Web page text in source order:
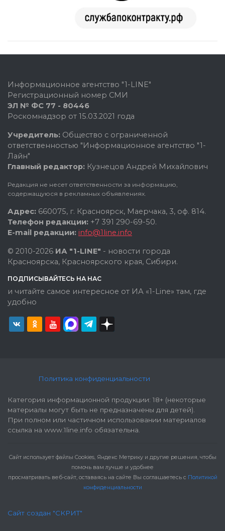
Информационное агентство "1-LINE"
Регистрационный номер СМИ
ЭЛ № ФС 77 - 80446
Роскомнадзор от 15.03.2021 года
Учредитель: Общество с ограниченной
ответственностью "Информационное агентство "1-
Лайн"
Главный редактор: Кузнецов Андрей Михайлович
Редакция не несет ответственности за информацию,
содержащуюся в рекламных объявлениях.
Адрес: 660075, г. Красноярск, Маерчака, 3, оф. 814.
Телефон редакции: +7 391 290-69-50.
E-mail редакции: info@1line.info
© 2010-2026 ИА "1-LINE" - новости города
Красноярска, Красноярского края, Сибири.
ПОДПИСЫВАЙТЕСЬ НА НАС
и читайте самое интересное от ИА «1-Line» там, где
удобно
Политика конфиденциальности
Категория информационной продукции: 18+ (некоторые
материалы могут быть не предназначены для детей).
При полном или частичном использовании материалов
ссылка на www.1line.info обязательна.
Cайт использует файлы Cookies, Яндекс Метрику и другие решения, чтобы
помочь вам лучше и удобнее
просматривать веб-сайт, оставаясь на сайте Вы соглашаетесь с Политикой
конфиденциальности
Сайт создан "СКРИТ"